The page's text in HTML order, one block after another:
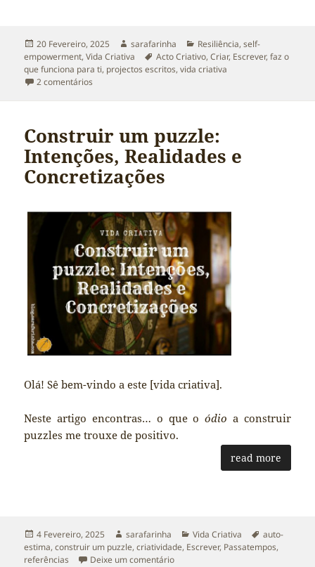
Publicado
a
20 Fevereiro, 2025 Autor
sarafarinha Categorias
Resiliência,self-
empowerment,Vida Criativa Etiquetas
Acto Criativo,Criar, Escrever,faz o
que funciona para ti, projectos escritos,vida criativa
2 comentários
Construir um puzzle:
Intenções, Realidades e
Concretizações
Olá! Sê bem-vindo a este [vida criativa].
Neste artigo encontras… o que oódio a construir
puzzles me trouxe de positivo.
read more
Publicado
a
4 Fevereiro, 2025 Autor
sarafarinha Categorias
Vida Criativa Etiquetas
auto-
estima,construir um puzzle,criatividade, Escrever, Passatempos,
referências
Deixe um comentáriosobre Construir um puzzle: